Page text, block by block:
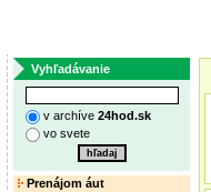
Vyhľadávanie
v archíve 24hod.sk
vo svete
Prenájom áut